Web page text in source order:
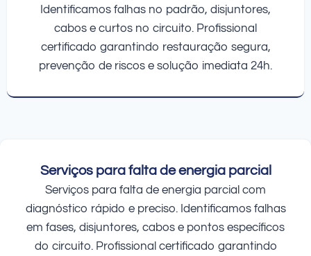
Identificamos falhas no padrão, disjuntores,
cabos e curtos no circuito. Profissional
certificado garantindo restauração segura,
prevenção de riscos e solução imediata 24h.
Serviços para falta de energia parcial
Serviços para falta de energia parcial com
diagnóstico rápido e preciso. Identificamos falhas
em fases, disjuntores, cabos e pontos específicos
do circuito. Profissional certificado garantindo